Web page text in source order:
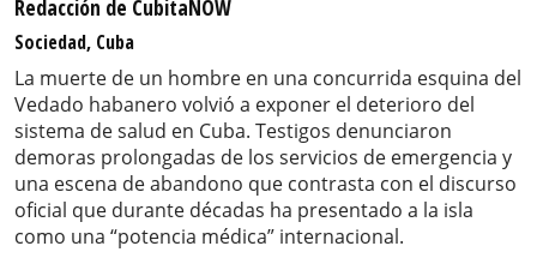
Redacción de CubitaNOW
Sociedad, Cuba
La muerte de un hombre en una concurrida esquina del
Vedado habanero volvió a exponer el deterioro del
sistema de salud en Cuba. Testigos denunciaron
demoras prolongadas de los servicios de emergencia y
una escena de abandono que contrasta con el discurso
oficial que durante décadas ha presentado a la isla
como una “potencia médica” internacional.